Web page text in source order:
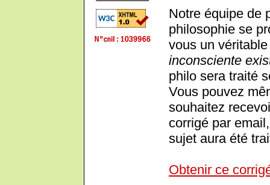
Notre équipe de
philosophie se
vous un
inconsciente
philo sera traité
Vous pouvez
souhaitez
corrigé par
sujet aura été
Obtenir ce